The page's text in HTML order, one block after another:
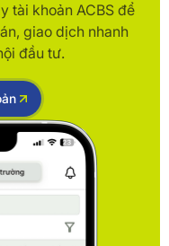
tài khoản ACBS để
giao dịch nhanh
đầu tư.